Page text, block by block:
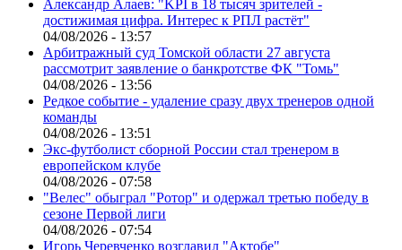
Александр Алаев: "KPI в 18 тысяч зрителей -
достижимая цифра. Интерес к РПЛ растёт"
04/08/2026 - 13:57
Арбитражный суд Томской области 27 августа
рассмотрит заявление о банкротстве ФК "Томь"
04/08/2026 - 13:56
Редкое событие - удаление сразу двух тренеров одной
команды
04/08/2026 - 13:51
Экс-футболист сборной России стал тренером в
европейском клубе
04/08/2026 - 07:58
"Велес" обыграл "Ротор" и одержал третью победу в
сезоне Первой лиги
04/08/2026 - 07:54
Игорь Черевченко возглавил "Актобе"